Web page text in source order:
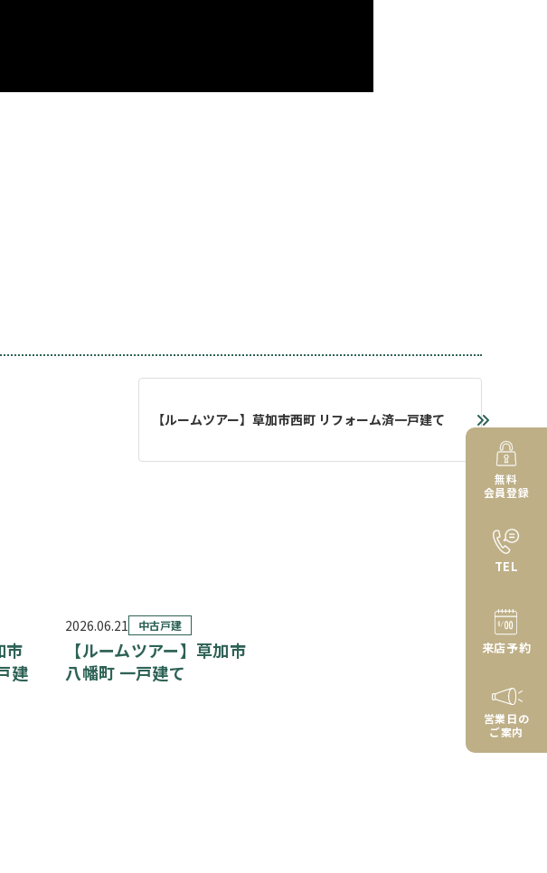
【ルームツアー】草加市西町 リフォーム済一戸建て
市
建
2026.06.21 中古戸建
【ルームツアー】草加市
八幡町 一戸建て
無料
会員登録
TEL
来店予約
営業日の
ご案内